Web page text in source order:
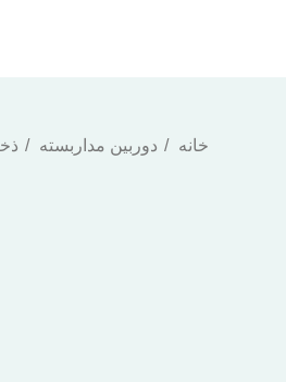
خانه دوربین مداربسته